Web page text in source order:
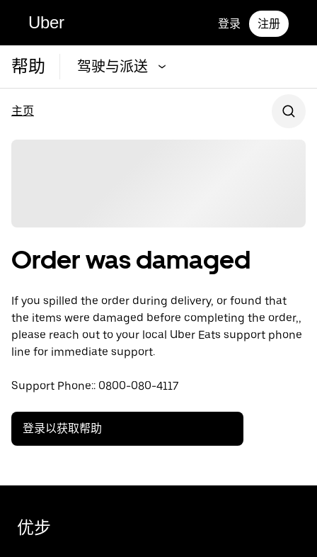
Uber 登录 注册
帮助 驾驶与派送
主页
Order was damaged
If you spilled the order during delivery, or found that
the items were damaged before completing the order,,
please reach out to your local Uber Eats support phone
line for immediate support.
Support Phone:: 0800-080-4117
登录以获取帮助
优步